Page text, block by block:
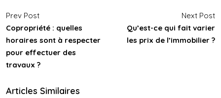
Prev Post
Copropriété : quelles
horaires sont à respecter
pour effectuer des
travaux ?
Next Post
Qu’est-ce qui fait varier
les prix de l’immobilier ?
Articles Similaires